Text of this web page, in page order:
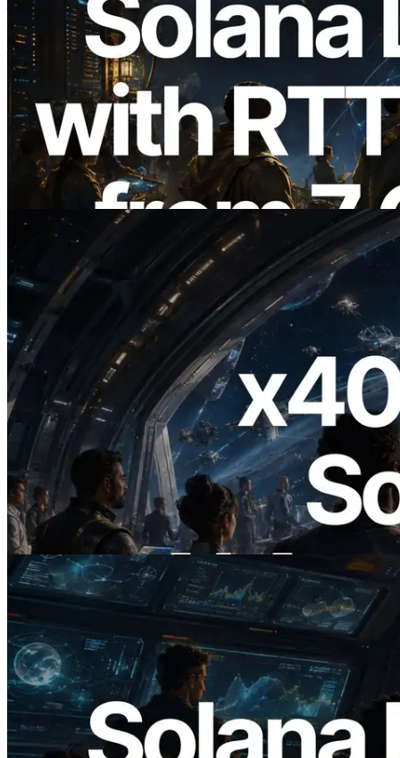
2026.08.05
ERPC étend l’API Solana Leader Slot
avec la mesure du ping depuis 7 régions
du monde — l’API Validators
Information est également lancée
2026.07.04
ERPC lance un RPC Solana compatible
x402 — L'ère où les agents IA paient à la
demande les API dont ils ont besoin
Lire cet article